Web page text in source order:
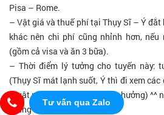
Pisa – Rome.
– Vật giá và thuế phí tại Thụy Sĩ – Ý đắt
khác nên chi phí cũng nhỉnh hơn,
(gồm cả visa và ăn 3 bữa).
– Thời điểm lý tưởng cho tuyến này:
(Thụy Sĩ mát lạnh suốt, Ý thì đi xem
thuật nên thời tiết không ảnh hưởng) ^^
tháng 9 đến giữa tháng 12.
Tư vấn qua Zalo